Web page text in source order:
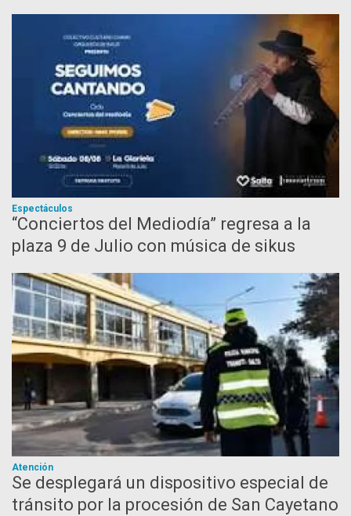
Espectáculos
“Conciertos del Mediodía” regresa a la
plaza 9 de Julio con música de sikus
Atención
Se desplegará un dispositivo especial de
tránsito por la procesión de San Cayetano